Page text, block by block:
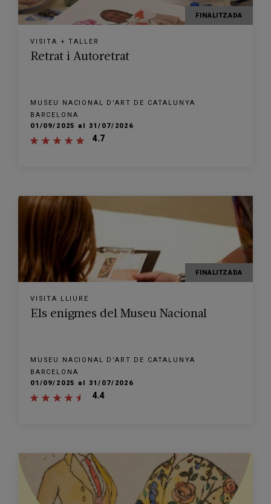
FINALITZADA
VISITA + TALLER
Retrat i Autoretrat
MUSEU NACIONAL D'ART DE CATALUNYA
BARCELONA
01/09/2025 al 31/07/2026
4.7
FINALITZADA
VISITA LLIURE
Els enigmes del Museu Nacional
MUSEU NACIONAL D'ART DE CATALUNYA
BARCELONA
01/09/2025 al 31/07/2026
4.4